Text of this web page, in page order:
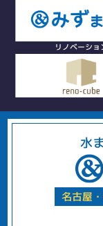
リノベーショ
水
名古屋